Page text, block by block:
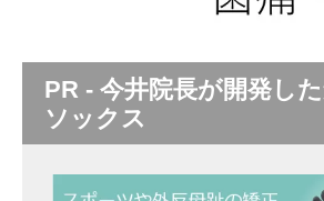
PR - 今井院長が開発し
ソックス